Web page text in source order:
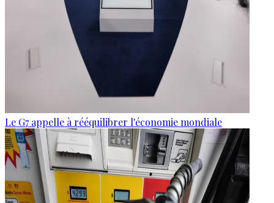
Le G7 appelle à rééquilibrer l'économie mondiale